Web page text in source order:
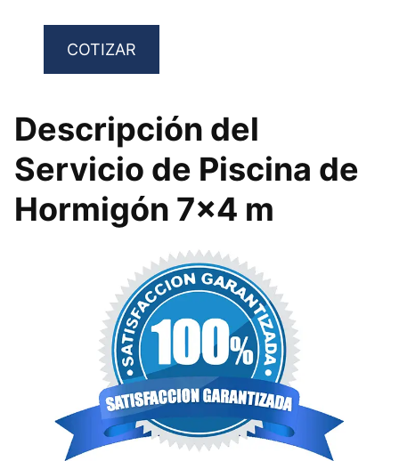
COTIZAR
Descripción del
Servicio de Piscina de
Hormigón 7×4 m